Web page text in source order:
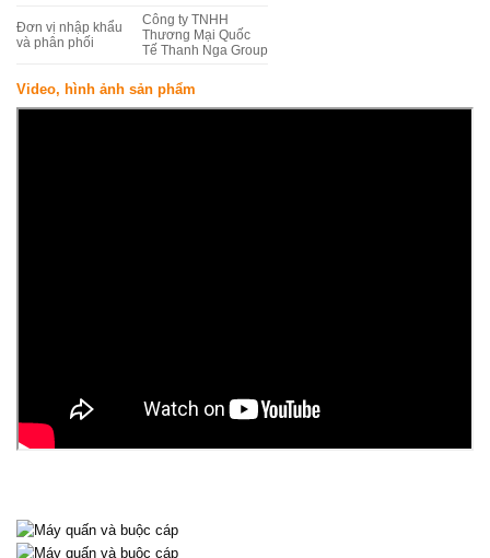
Đơn vị nhập khẩu
và phân phối
Công ty TNHH
Thương Mại Quốc
Tế Thanh Nga Group
Video, hình ảnh sản phẩm